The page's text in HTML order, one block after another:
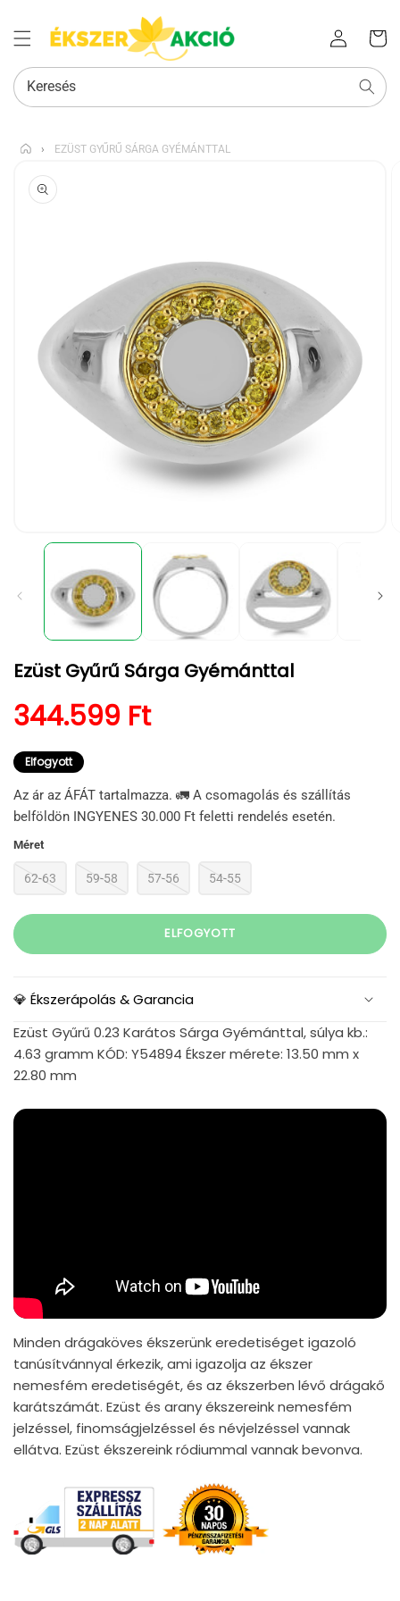
Bejelentkezés
kosara
Keresés
› EZÜST GYŰRŰ SÁRGA GYÉMÁNTTAL
UGRÁS A
TERMÉKADATOKRA
médiafájl
modális
párbeszédpanelen
Ezüst Gyűrű Sárga Gyémánttal
Normál ár
344.599 Ft
Elfogyott
Az ár az ÁFÁT tartalmazza. 🚛 A csomagolás és szállítás
belföldön INGYENES 30.000 Ft feletti rendelés esetén.
Méret
62-63 59-58 57-56 54-55
ELFOGYOTT
💎 Ékszerápolás & Garancia
Ezüst Gyűrű 0.23 Karátos Sárga Gyémánttal, súlya kb.:
4.63 gramm KÓD: Y54894 Ékszer mérete: 13.50 mm x
22.80 mm
Minden drágaköves ékszerünk eredetiséget igazoló
tanúsítvánnyal érkezik, ami igazolja az ékszer
nemesfém eredetiségét, és az ékszerben lévő drágakő
karátszámát. Ezüst és arany ékszereink nemesfém
jelzéssel, finomságjelzéssel és névjelzéssel vannak
ellátva. Ezüst ékszereink ródiummal vannak bevonva.